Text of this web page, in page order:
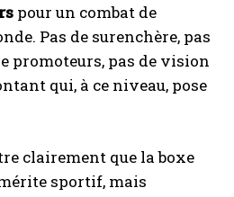
pour un combat de
Pas de surenchère, pas
promoteurs, pas de vision
qui, à ce niveau, pose
clairement que la boxe
sportif, mais